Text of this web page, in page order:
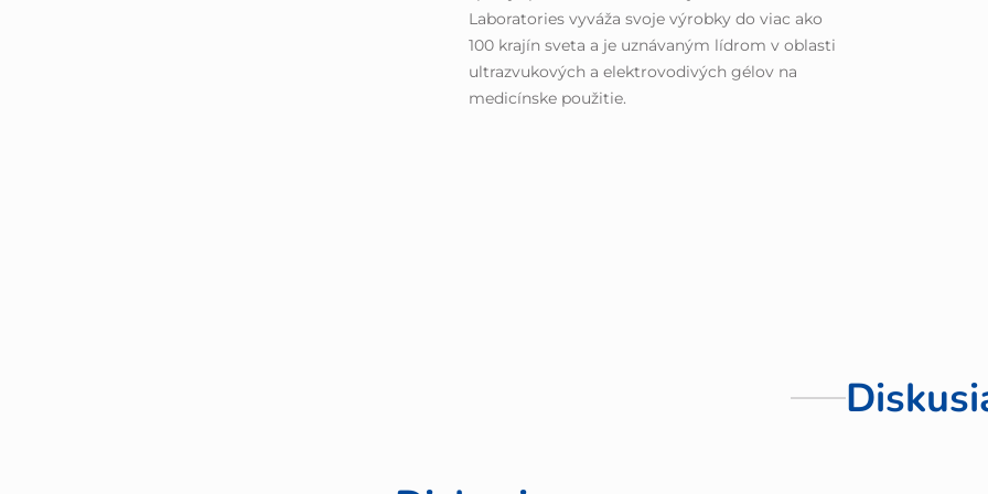
Laboratories vyváža svoje výrobky do viac ako
100 krajín sveta a je uznávaným lídrom v oblasti
ultrazvukových a elektrovodivých gélov na
medicínske použitie.